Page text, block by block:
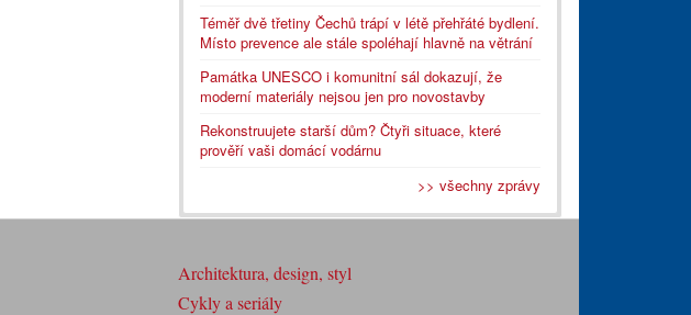
Téměř dvě třetiny Čechů trápí v létě přehřáté bydlení.
Místo prevence ale stále spoléhají hlavně na větrání
Památka UNESCO i komunitní sál dokazují, že
moderní materiály nejsou jen pro novostavby
Rekonstruujete starší dům? Čtyři situace, které
prověří vaši domácí vodárnu
>> všechny zprávy
Architektura, design, styl
Cykly a seriály